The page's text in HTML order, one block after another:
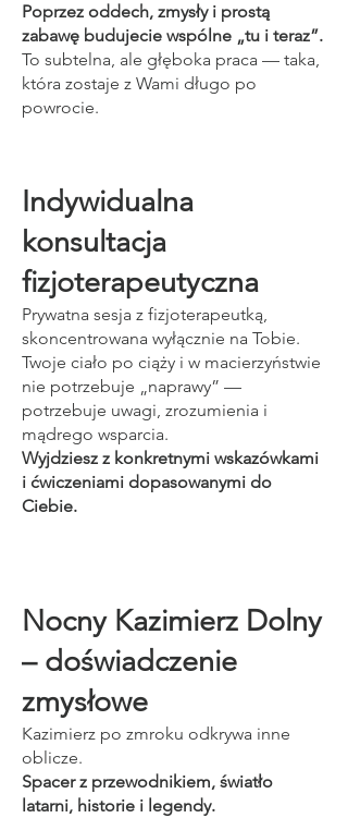
Poprzez oddech, zmysły i prostą
zabawę budujecie wspólne „tu i teraz”.
To subtelna, ale głęboka praca — taka,
która zostaje z Wami długo po
powrocie.
Indywidualna
konsultacja
fizjoterapeutyczna
Prywatna sesja z fizjoterapeutką,
skoncentrowana wyłącznie na Tobie.
Twoje ciało po ciąży i w macierzyństwie
nie potrzebuje „naprawy” —
potrzebuje uwagi, zrozumienia i
mądrego wsparcia.
Wyjdziesz z konkretnymi wskazówkami
i ćwiczeniami dopasowanymi do
Ciebie.
Nocny Kazimierz Dolny
– doświadczenie
zmysłowe
Kazimierz po zmroku odkrywa inne
oblicze.
Spacer z przewodnikiem, światło
latarni, historie i legendy.